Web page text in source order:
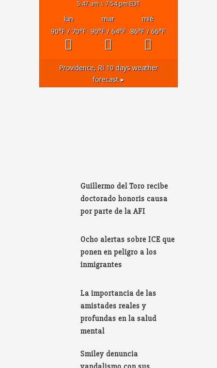
5:47 am 7:54 pm EDT
lun mar
mié
90°F/ 70°F 90°F/ 64°F 86°F/ 66°F
Providence, RI10 days weather
forecast ▸
Guillermo del Toro recibe
doctorado honoris causa
por parte de la AFI
Ocho alertas sobre ICE que
ponen en peligro a los
inmigrantes
La importancia de las
amistades reales y
profundas en la salud
mental
Smiley denuncia